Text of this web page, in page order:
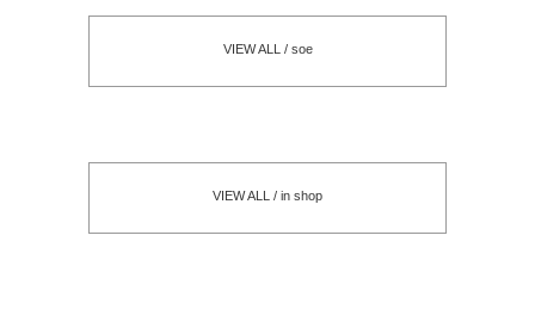
VIEW ALL / soe
VIEW ALL / in shop